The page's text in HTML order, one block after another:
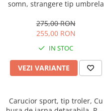
somn, strangere tip umbrela
275,00 RON
255,00 RON
IN STOC
VEZI VARIANTE
Carucior sport, tip troler, Cu